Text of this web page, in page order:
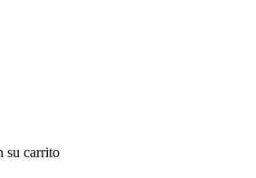
su carrito